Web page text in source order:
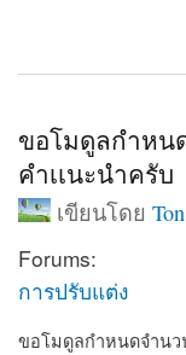
about ใช้กล่องเพื่
ขอโมดูลกำหน
คำเเนะนำครับ
เขียนโดย Ton
Forums:
การปรับแต่ง
ขอโมดูลกำหนดจำนว